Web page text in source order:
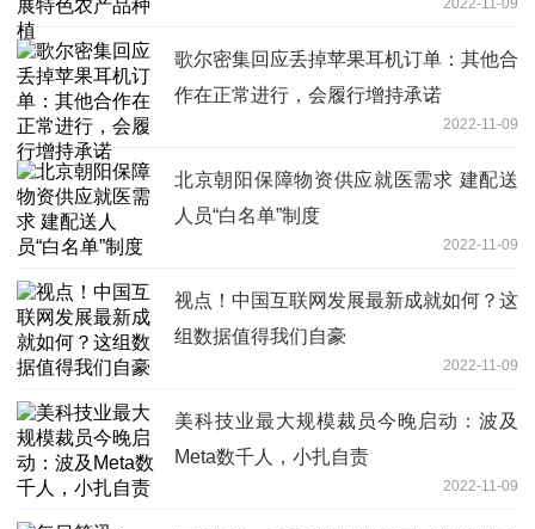
2022-11-09
歌尔密集回应丢掉苹果耳机订单：其他合
作在正常进行，会履行增持承诺
2022-11-09
北京朝阳保障物资供应就医需求 建配送
人员“白名单”制度
2022-11-09
视点！中国互联网发展最新成就如何？这
组数据值得我们自豪
2022-11-09
美科技业最大规模裁员今晚启动：波及
Meta数千人，小扎自责
2022-11-09